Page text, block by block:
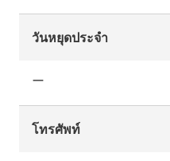
วันหยุดประจำ
ー
โทรศัพท์